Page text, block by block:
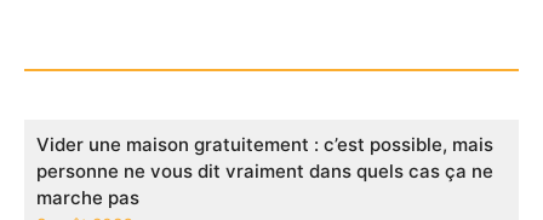
Vider une maison gratuitement : c’est possible, mais
personne ne vous dit vraiment dans quels cas ça ne
marche pas